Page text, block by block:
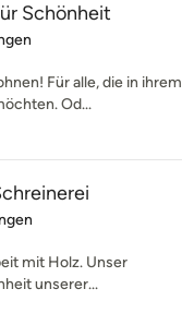
Schönheit
5 Sternen
Für alle, die in ihrem
Od...
5 Sternen
mit Holz. Unser
unserer...